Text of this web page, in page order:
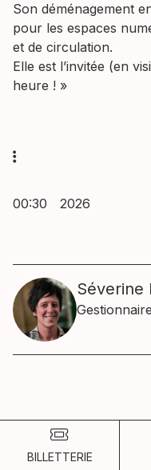
Son déménagement
pour les espaces
et de circulation.
Elle est l’invitée (en
heure ! »
00:30 2026
Séverine
BILLETTERIE